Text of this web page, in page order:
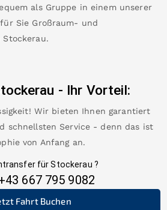
als Gruppe in einem unserer
Sie Großraum- und
Stockerau.
- Ihr Vorteil:
Wir bieten Ihnen garantiert
schnellsten Service - denn das ist
von Anfang an.
für Stockerau ?
667 795 9082
Fahrt Buchen